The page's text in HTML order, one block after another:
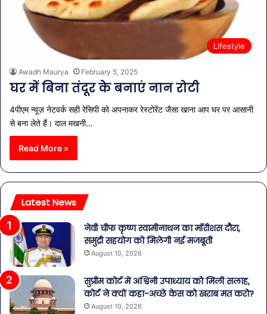
Lifestyle
Awadh Maurya February 5, 2025
घर में बिना तंदूर के बनाएं नान रोटी
4पीएम न्यूज़ नेटवर्क सही रेसिपी को अपनाकर रेस्टोरेंट जैसा खाना आप घर पर आसानी
से बना लेते हैं। दाल मखनी…
Read More »
Latest News
नेवी चीफ कृष्ण स्वामीनाथन का मॉरीशस दौरा,
समुद्री सहयोग को मिलेगी नई मजबूती
August 10, 2026
सुप्रीम कोर्ट में अश्विनी उपाध्याय को मिली सलाह,
कोर्ट ने क्यों कहा-अच्छे केस को खराब मत करो?
August 10, 2026